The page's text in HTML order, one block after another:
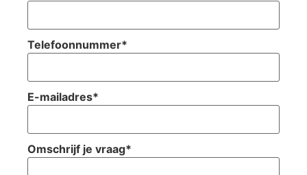
Telefoonnummer*
E-mailadres*
Omschrijf je vraag*